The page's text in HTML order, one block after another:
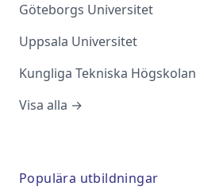
Göteborgs Universitet
Uppsala Universitet
Kungliga Tekniska Högskolan
Visa alla →
Populära utbildningar